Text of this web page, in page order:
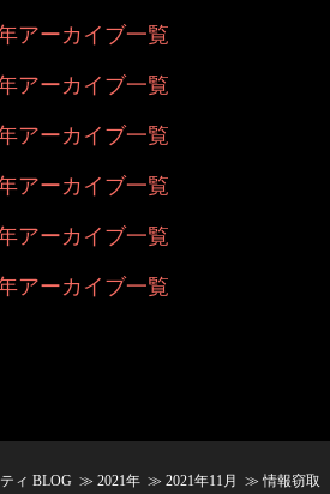
アーカイブ一覧
アーカイブ一覧
アーカイブ一覧
アーカイブ一覧
アーカイブ一覧
アーカイブ一覧
ィ BLOG ≫ 2021年 ≫ 2021年11月 ≫ 情報窃取